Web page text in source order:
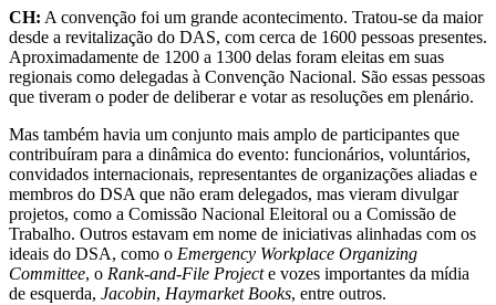
CH: A convenção foi um grande acontecimento. Tratou-se da maior
desde a revitalização do DAS, com cerca de 1600 pessoas presentes.
Aproximadamente de 1200 a 1300 delas foram eleitas em suas
regionais como delegadas à Convenção Nacional. São essas pessoas
que tiveram o poder de deliberar e votar as resoluções em plenário.
Mas também havia um conjunto mais amplo de participantes que
contribuíram para a dinâmica do evento: funcionários, voluntários,
convidados internacionais, representantes de organizações aliadas e
membros do DSA que não eram delegados, mas vieram divulgar
projetos, como a Comissão Nacional Eleitoral ou a Comissão de
Trabalho. Outros estavam em nome de iniciativas alinhadas com os
ideais do DSA, como o Emergency Workplace Organizing
Committee, o Rank-and-File Projecte vozes importantes da mídia
de esquerda, Jacobin, Haymarket Books, entre outros.